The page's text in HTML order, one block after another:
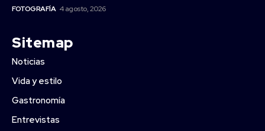
FOTOGRAFÍA 4 agosto, 2026
Sitemap
Noticias
Vida y estilo
Gastronomía
Entrevistas